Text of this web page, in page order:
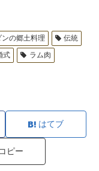
ンの郷土料理
伝統
式
ラム肉
はてブ
コピー